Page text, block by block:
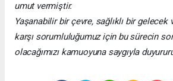
umut vermiştir.
Yaşanabilir bir çevre, sağlıklı bir gelecek
karşı sorumluluğumuz için bu sürecin
olacağımızı kamuoyuna saygıyla